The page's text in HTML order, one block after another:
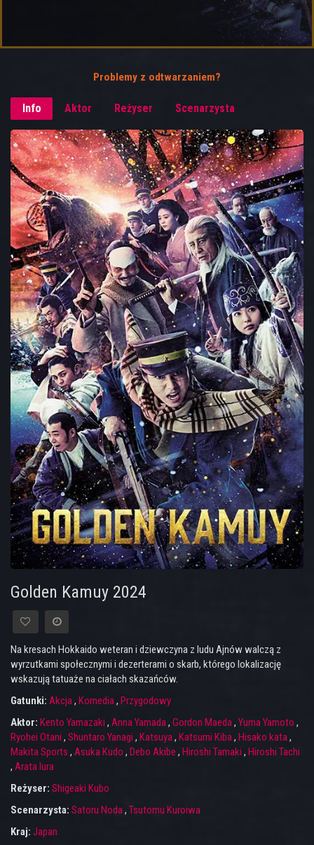
Problemy z odtwarzaniem?
Info Aktor Reżyser Scenarzysta
Golden Kamuy 2024
Na kresach Hokkaido weteran i dziewczyna z ludu Ajnów walczą z
wyrzutkami społecznymi i dezerterami o skarb, którego lokalizację
wskazują tatuaże na ciałach skazańców.
Gatunki: Akcja, Komedia, Przygodowy
Aktor: Kento Yamazaki , Anna Yamada, Gordon Maeda, Yuma Yamoto ,
Ryohei Otani , Shuntaro Yanagi , Katsuya, Katsumi Kiba, Hisako kata,
Makita Sports , Asuka Kudo , Debo Akibe , Hiroshi Tamaki , Hiroshi Tachi
, Arata Iura
Reżyser: Shigeaki Kubo
Scenarzysta: Satoru Noda, Tsutomu Kuroiwa
Kraj: Japan